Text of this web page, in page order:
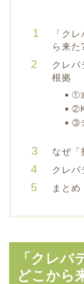
「ク
ら来た
クレ
根拠
①
③
なぜ「
クレバ
まとめ
「クレバ
どこから